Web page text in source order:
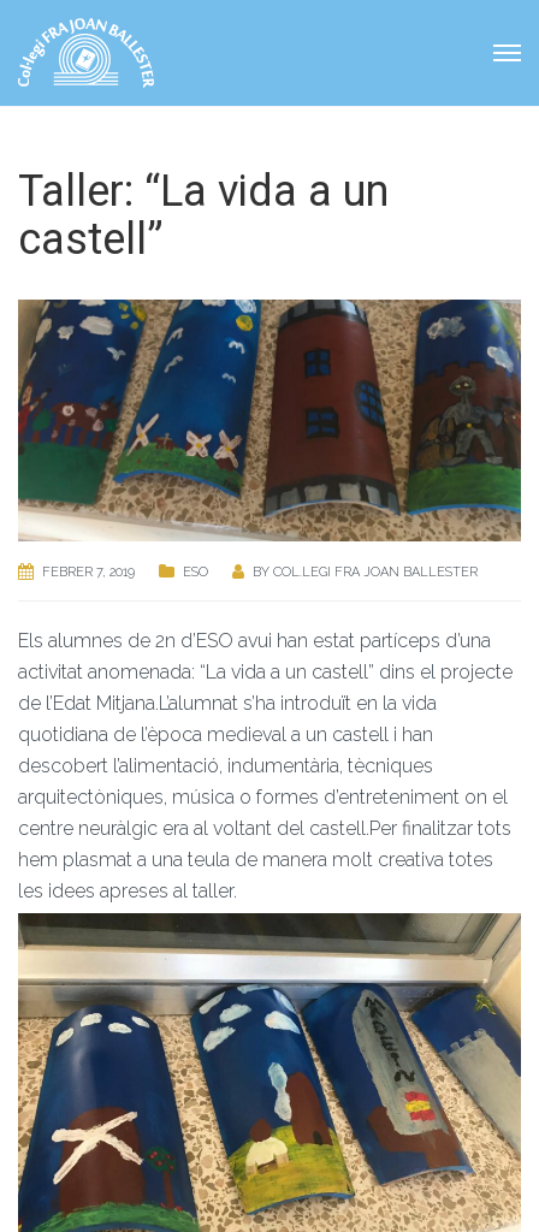
Taller: “La vida a un
castell”
FEBRER 7, 2019 ESO BY COL.LEGI FRA JOAN BALLESTER
Els alumnes de 2n d’ESO avui han estat partíceps d’una
activitat anomenada: “La vida a un castell” dins el projecte
de l’Edat Mitjana.L’alumnat s’ha introduït en la vida
quotidiana de l’època medieval a un castell i han
descobert l’alimentació, indumentària, tècniques
arquitectòniques, música o formes d’entreteniment on el
centre neuràlgic era al voltant del castell.Per finalitzar tots
hem plasmat a una teula de manera molt creativa totes
les idees apreses al taller.